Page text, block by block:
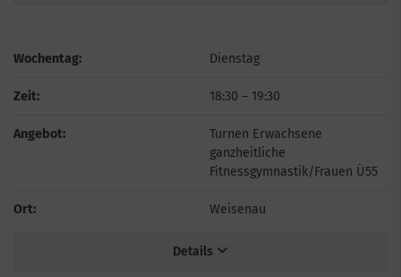
Wochentag: Dienstag
Zeit: 18:30 – 19:30
Angebot:
Turnen Erwachsene
ganzheitliche
Fitnessgymnastik/Frauen Ü55
Ort: Weisenau
Details